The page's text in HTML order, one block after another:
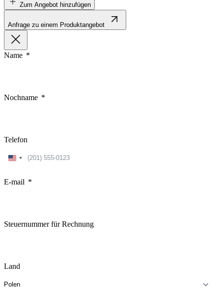
Zum Angebot hinzufügen
Anfrage zu einem Produktangebot
Name
Nochname
Telefon
United
E-mail
Steuernummer für Rechnung
Land